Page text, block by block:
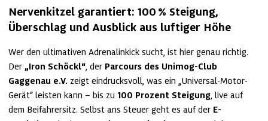
Nervenkitzel garantiert: 100 % Steigung,
Überschlag und Ausblick aus luftiger Höhe
Wer den ultimativen Adrenalinkick sucht, ist hier genau richtig.
Der „Iron Schöckl“, der Parcours des Unimog-Club
Gaggenau e.V. zeigt eindrucksvoll, was ein „Universal-Motor-
Gerät“ leisten kann – bis zu 100 Prozent Steigung, live auf
dem Beifahrersitz. Selbst ans Steuer geht es auf der E-